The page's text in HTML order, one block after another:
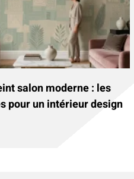
salon moderne : les
pour un intérieur design